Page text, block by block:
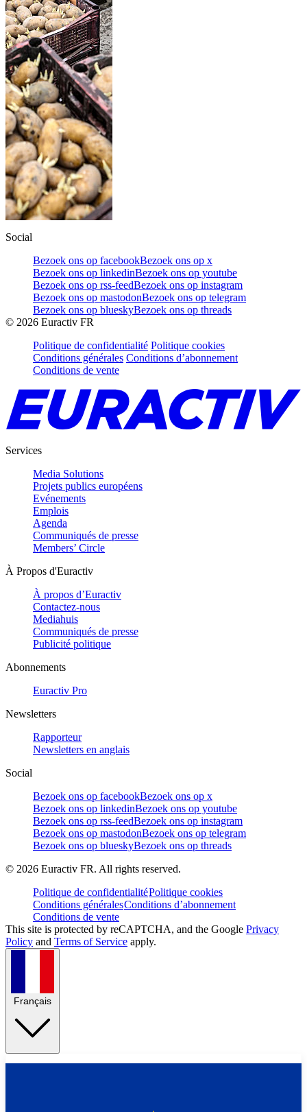
Social
Bezoek ons op facebookBezoek ons op x
Bezoek ons op linkedinBezoek ons op youtube
Bezoek ons op rss-feedBezoek ons op instagram
Bezoek ons op mastodonBezoek ons op telegram
Bezoek ons op blueskyBezoek ons op threads
© 2026 Euractiv FR
Politique de confidentialité Politique cookies
Conditions générales Conditions d’abonnement
Conditions de vente
Services
Media Solutions
Projets publics européens
Evénements
Emplois
Agenda
Communiqués de presse
Members’ Circle
À Propos d'Euractiv
À propos d’Euractiv
Contactez-nous
Mediahuis
Communiqués de presse
Publicité politique
Abonnements
Euractiv Pro
Newsletters
Rapporteur
Newsletters en anglais
Social
Bezoek ons op facebookBezoek ons op x
Bezoek ons op linkedinBezoek ons op youtube
Bezoek ons op rss-feedBezoek ons op instagram
Bezoek ons op mastodonBezoek ons op telegram
Bezoek ons op blueskyBezoek ons op threads
© 2026 Euractiv FR. All rights reserved.
Politique de confidentialitéPolitique cookies
Conditions généralesConditions d’abonnement
Conditions de vente
This site is protected by reCAPTCHA, and the Google Privacy
Policy and Terms of Service apply.
Français